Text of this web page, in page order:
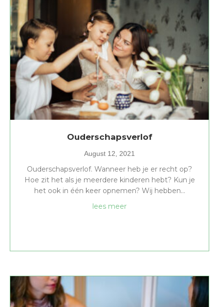
Ouderschapsverlof
August 12, 2021
Ouderschapsverlof. Wanneer heb je er recht op?
Hoe zit het als je meerdere kinderen hebt? Kun je
het ook in één keer opnemen? Wij hebben…
lees meerabout Ouderschapsverlof